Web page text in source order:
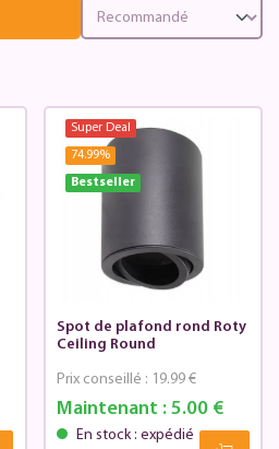
Super Deal
74.99%
Bestseller
Spot de plafond rond Roty
Ceiling Round
Maintenant : 5.00 €
Prix conseillé : 19.99 €
En stock : expédié